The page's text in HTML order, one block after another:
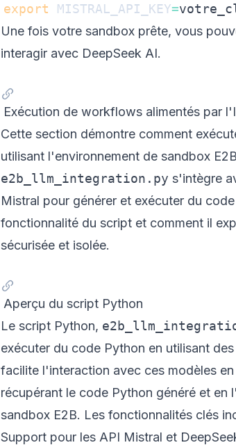
export
MISTRAL_API_KEY=
Une fois votre sandbox prête, vous
interagir avec DeepSeek AI.
Exécution de workflows alimentés par
Cette section démontre comment
utilisant l'environnement de sandbox
e2b_llm_integration.py s'intègre
Mistral pour générer et exécuter du
fonctionnalité du script et comment il
sécurisée et isolée.
Aperçu du script Python
Le script Python,
exécuter du code Python en utilisant
facilite l'interaction avec ces modèles
récupérant le code Python généré et en
sandbox E2B. Les fonctionnalités clés
Support pour les API Mistral et